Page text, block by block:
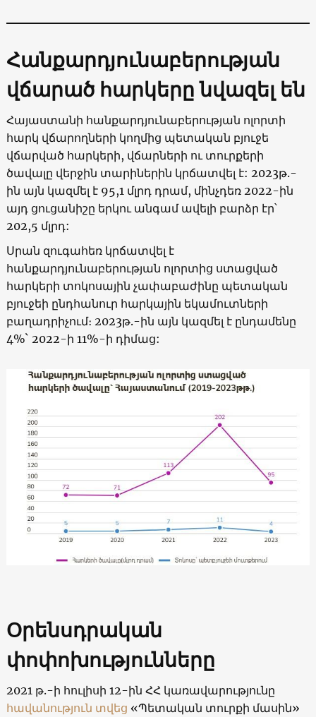
Հանքարդյունաբերության
վճարած հարկերը նվազել են
Հայաստանի հանքարդյունաբերության ոլորտի
հարկ վճարողների կողմից պետական բյուջե
վճարված հարկերի, վճարների ու տուրքերի
ծավալը վերջին տարիներին կրճատվել է: 2023թ.-
ին այն կազմել է 95,1 մլրդ դրամ, մինչդեռ 2022-ին
այդ ցուցանիշը երկու անգամ ավելի բարձր էր՝
202,5 մլրդ:
Սրան զուգահեռ կրճատվել է
հանքարդյունաբերության ոլորտից ստացված
հարկերի տոկոսային չափաբաժինը պետական
բյուջեի ընդհանուր հարկային եկամուտների
բաղադրիչում։ 2023թ.-ին այն կազմել է ընդամենը
4%` 2022-ի 11%-ի դիմաց:
Օրենսդրական
փոփոխությունները
2021 թ.-ի հուլիսի 12-ին ՀՀ կառավարությունը
հավանություն տվեց «Պետական տուրքի մասին»